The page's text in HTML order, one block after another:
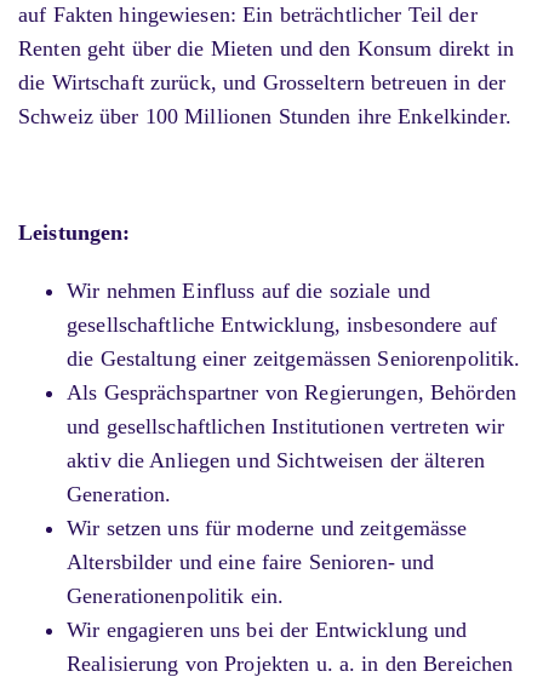
auf Fakten hingewiesen: Ein beträchtlicher Teil der
Renten geht über die Mieten und den Konsum direkt in
die Wirtschaft zurück, und Grosseltern betreuen in der
Schweiz über 100 Millionen Stunden ihre Enkelkinder.
Leistungen:
Wir nehmen Einfluss auf die soziale und
gesellschaftliche Entwicklung, insbesondere auf
die Gestaltung einer zeitgemässen Seniorenpolitik.
Als Gesprächspartner von Regierungen, Behörden
und gesellschaftlichen Institutionen vertreten wir
aktiv die Anliegen und Sichtweisen der älteren
Generation.
Wir setzen uns für moderne und zeitgemässe
Altersbilder und eine faire Senioren- und
Generationenpolitik ein.
Wir engagieren uns bei der Entwicklung und
Realisierung von Projekten u. a. in den Bereichen